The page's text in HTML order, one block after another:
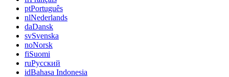
ptPortuguês
nlNederlands
daDansk
svSvenska
noNorsk
fiSuomi
ruРусский
idBahasa Indonesia